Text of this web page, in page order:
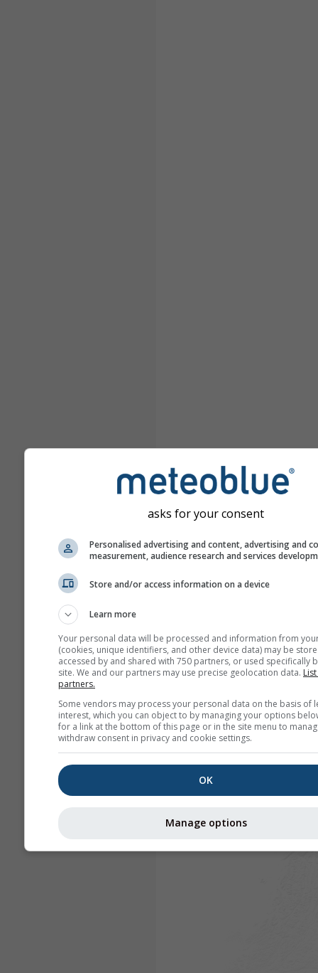
asks for your consent
Personalised advertising and content, advertising and
measurement, audience research and services
Store and/or access information on a device
Learn more
Your personal data will be processed and information from
(cookies, unique identifiers, and other device data) may be
accessed by and shared with 750 partners, or used specifically
site. We and our partners may use precise geolocation data.
partners.
Some vendors may process your personal data on the basis of
interest, which you can object to by managing your options
for a link at the bottom of this page or in the site menu to
withdraw consent in privacy and cookie settings.
OK
Manage options